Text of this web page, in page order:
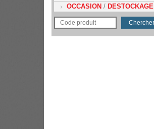
OCCASION / DESTOCKAGE